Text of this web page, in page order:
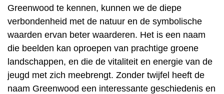
Greenwood te kennen, kunnen we de diepe
verbondenheid met de natuur en de symbolische
waarden ervan beter waarderen. Het is een naam
die beelden kan oproepen van prachtige groene
landschappen, en die de vitaliteit en energie van de
jeugd met zich meebrengt. Zonder twijfel heeft de
naam Greenwood een interessante geschiedenis en